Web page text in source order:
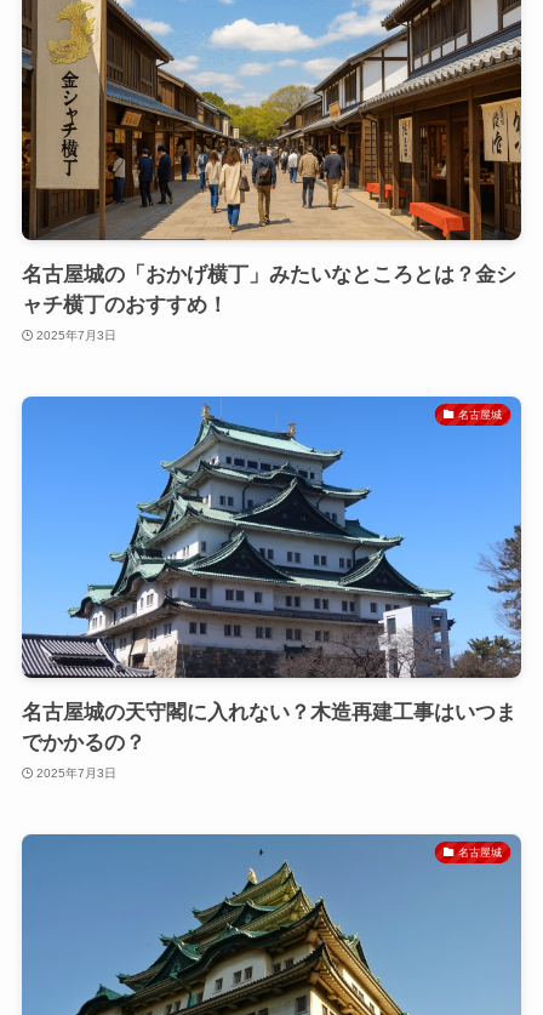
名古屋城の「おかげ横丁」みたいなところとは？金シ
ャチ横丁のおすすめ！
2025年7月3日
名古屋城
名古屋城の天守閣に入れない？木造再建工事はいつま
でかかるの？
2025年7月3日
名古屋城